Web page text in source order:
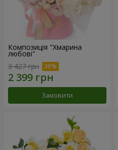
Композиція "Хмарина
любові"
3 427 грн
Замовити